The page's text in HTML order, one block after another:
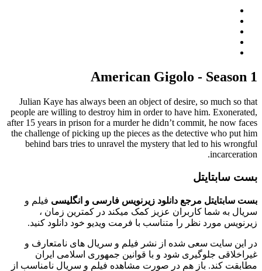
American Gigolo - Season 1
Julian Kaye has always been an object of desire, so much so that
people are willing to destroy him in order to have him. Exonerated,
after 15 years in prison for a murder he didn’t commit, he now faces
the challenge of picking up the pieces as the detective who put him
behind bars tries to unravel the mystery that led to his wrongful
incarceration.
بست سابتایتل
بست سابتایتل مرجع دانلود زیرنویس فارسی و انگلیسی فیلم و
سریال به شما کاربران عزیز کمک میکند در کمترین زمان ،
زیرنویس مورد نظر را متناسب با فرمت ویدیو خود دانلود کنید.
در این سایت سعی شده از نشر فیلم و سریال های نامتعارف و
غیراخلاقی جلوگیری شود و با قوانین جمهوری اسلامی ایران
مطابقت کند. باز هم در صورت مشاهده فیلم و سریال نامناسب از